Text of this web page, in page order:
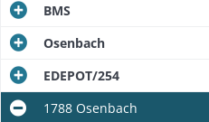
BMS
Osenbach
EDEPOT/254
1788 Osenbach